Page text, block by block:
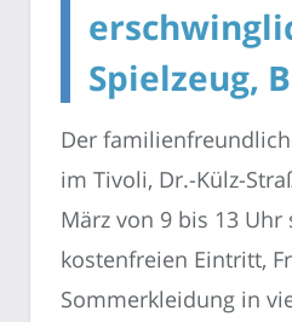
Spielzeug,
Der
im Tivoli, Dr.-Külz-
März von 9 bis 13 Uhr
kostenfreien Eintritt,
Sommerkleidung in